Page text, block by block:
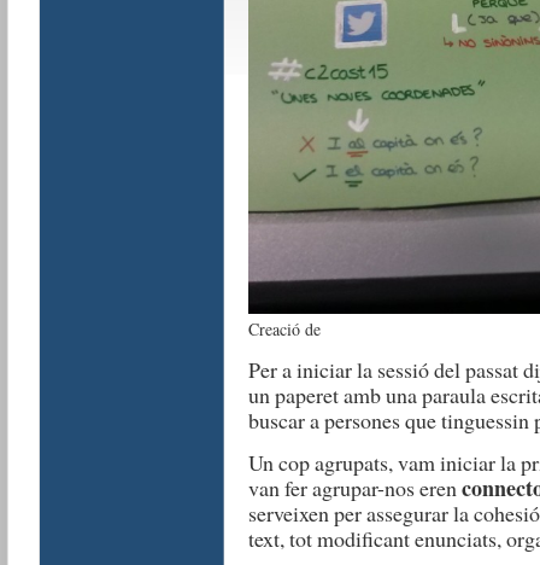
Creació de
Per a iniciar la sessió del passat
un paperet amb una paraula
buscar a persones que tinguessin
Un cop agrupats, vam iniciar la
van fer agrupar-nos eren
serveixen per assegurar la
text, tot modificant enunciats,